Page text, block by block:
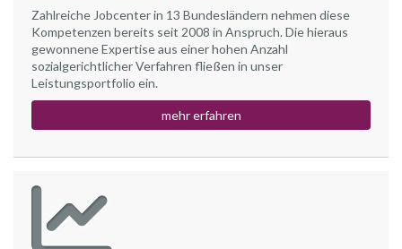
Zahlreiche Jobcenter in 13 Bundesländern nehmen diese
Kompetenzen bereits seit 2008 in Anspruch. Die hieraus
gewonnene Expertise aus einer hohen Anzahl
sozialgerichtlicher Verfahren fließen in unser
Leistungsportfolio ein.
mehr erfahren